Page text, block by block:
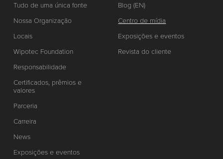
Tudo de uma única fonte
Nossa Organização
Locais
Wipotec Foundation
Responsabilidade
Certificados, prêmios e
valores
Parceria
Carreira
News
Exposições e eventos
Blog (EN)
Centro de mídia
Exposições e eventos
Revista do cliente